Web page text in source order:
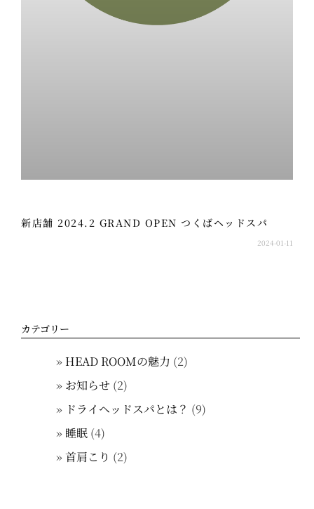
カテゴリー
HEAD ROOMの魅力 (2)
お知らせ (2)
ドライヘッドスパとは？ (9)
睡眠 (4)
首肩こり (2)
新店舗 2024.2 GRAND OPEN つくばヘッドスパ
2024-01-11